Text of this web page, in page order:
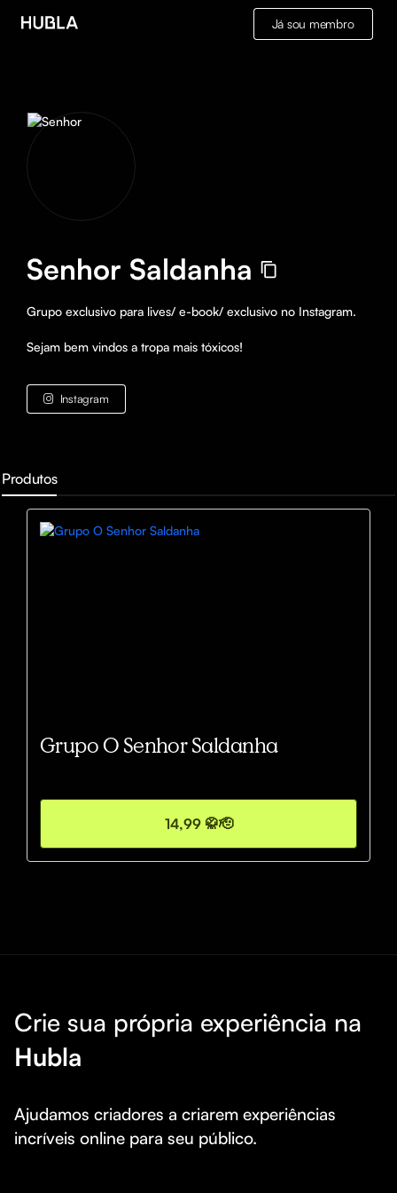
Já sou membro
Senhor Saldanha
Grupo exclusivo para lives/ e-book/ exclusivo no Instagram.
Sejam bem vindos a tropa mais tóxicos!
Instagram
Produtos
Grupo O Senhor Saldanha
14,99 🥋🫡
Crie sua própria experiência na
Hubla
Ajudamos criadores a criarem experiências
incríveis online para seu público.